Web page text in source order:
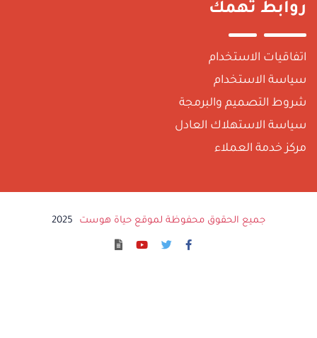
روابط تهمك
اتفاقيات الاستخدام
سياسة الاستخدام
شروط التصميم والبرمجة
سياسة الاستهلاك العادل
مركز خدمة العملاء
جميع الحقوق محفوظة لموقع حياة هوست 2025